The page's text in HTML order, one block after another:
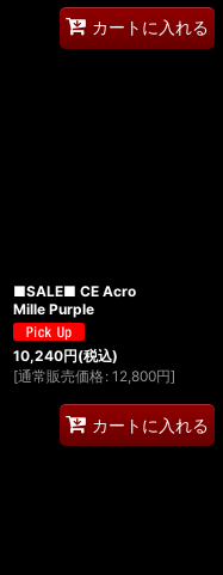
カートに入れる
■SALE■ CE Acro
Mille Purple
10,240円(税込)
[通常販売価格 : 12,800円]
カートに入れる